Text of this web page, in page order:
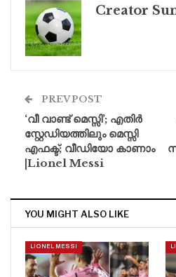
Creator
PREV POST
‘വീ വാണ്ട് മെസ്സി’; എതിർ
സ്റ്റേഡിയത്തിലും മെസ്സി
എഫക്ട്; വീഡിയോ കാണാം
|Lionel Messi
YOU MIGHT ALSO LIKE
LIONEL MESSI